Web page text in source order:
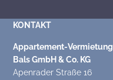
KONTAKT
Appartement-Vermietung
Bals GmbH & Co. KG
Apenrader Straße 16